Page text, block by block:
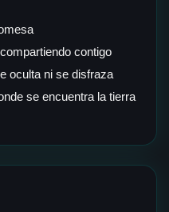
contigo
oculta ni se disfraza
se encuentra la tierra